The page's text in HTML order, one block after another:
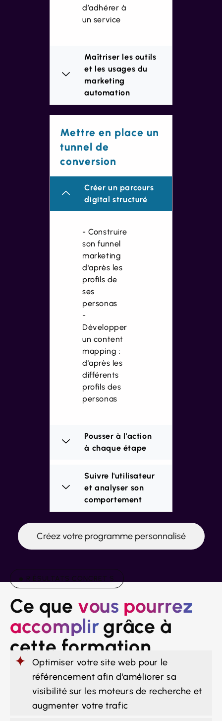
d’adhérer à
un service
Maîtriser les outils
et les usages du
marketing
automation
Mettre en place un
tunnel de
conversion
Créer un parcours
digital structuré
- Construire
son funnel
marketing
d'après les
profils de
ses
personas
-
Développer
un content
mapping :
d'après les
différents
profils des
personas
Pousser à l'action
à chaque étape
Suivre l'utilisateur
et analyser son
comportement
Créez votre programme personnalisé
R ÉSULTATS CONCRET S
Ce que vous pourrez
accomplirgrâce à
cette formation
Optimiser votre site web pour le
référencement afin d'améliorer sa
visibilité sur les moteurs de recherche et
augmenter votre trafic